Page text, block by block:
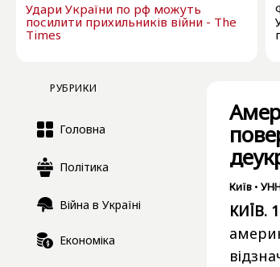
Удари України по рф можуть
посилити прихильників війни - The
Times
РУБРИКИ
Головна
Політика
Війна в Україні
Економіка
Київ •
КИЇВ.